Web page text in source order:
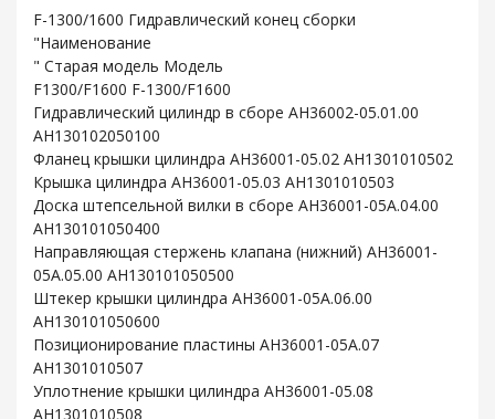
F-1300/1600 Гидравлический конец сборки
"Наименование
" Старая модель Модель
F1300/F1600 F-1300/F1600
Гидравлический цилиндр в сборе AH36002-05.01.00
AH130102050100
Фланец крышки цилиндра AH36001-05.02 AH1301010502
Крышка цилиндра AH36001-05.03 AH1301010503
Доска штепсельной вилки в сборе AH36001-05A.04.00
AH130101050400
Направляющая стержень клапана (нижний) AH36001-
05A.05.00 AH130101050500
Штекер крышки цилиндра AH36001-05A.06.00
AH130101050600
Позиционирование пластины AH36001-05A.07
AH1301010507
Уплотнение крышки цилиндра AH36001-05.08
AH1301010508